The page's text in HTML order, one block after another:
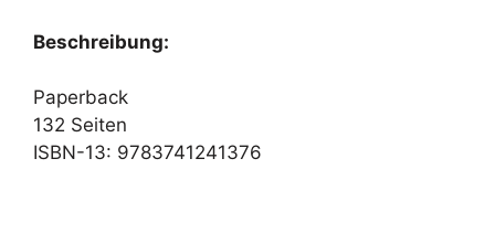
Beschreibung:
Paperback
132 Seiten
ISBN-13: 9783741241376